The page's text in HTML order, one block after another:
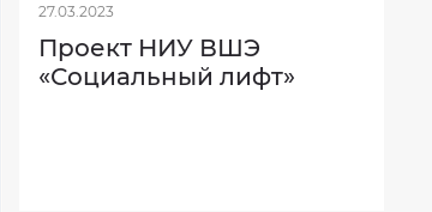
27.03.2023
Проект НИУ ВШЭ
«Социальный лифт»